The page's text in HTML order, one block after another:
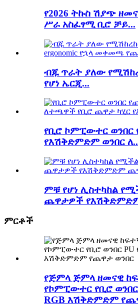
የ2026 ትኩስ ሽያጭ
ሥራ አስፈፃሚ ቢሮ ቻይ...
ብጁ ጥራት ያለው
የሆነ ኤርጂ...
የቢሮ ኮምፒውተር ወንበር
የእሽቅድምድም ወንበር
ምቹ የሆነ ሊስተካከል
ጨዋታዎች
ምርቶች
የጅምላ ጅምላ ዘመናዊ
የኮምፒውተር የቢሮ
RGB እሽቅድምድም